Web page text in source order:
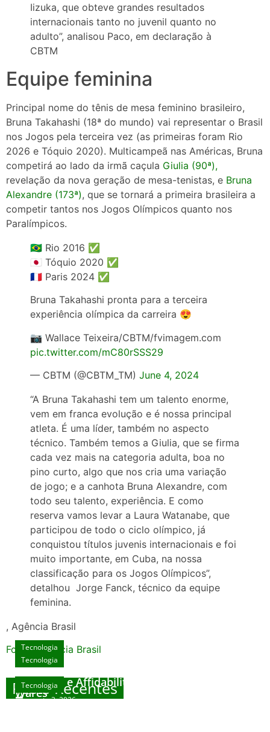
Iizuka, que obteve grandes resultados
internacionais tanto no juvenil quanto no
adulto”, analisou Paco, em declaração à
CBTM
Equipe feminina
Principal nome do tênis de mesa feminino brasileiro,
Bruna Takahashi (18ª do mundo) vai representar o Brasil
nos Jogos pela terceira vez (as primeiras foram Rio
2026 e Tóquio 2020). Multicampeã nas Américas, Bruna
competirá ao lado da irmã caçula Giulia (90ª),
revelação da nova geração de mesa-tenistas, e Bruna
Alexandre (173ª), que se tornará a primeira brasileira a
competir tantos nos Jogos Olímpicos quanto nos
Paralímpicos.
🇧🇷 Rio 2016 ✅
🇯🇵 Tóquio 2020 ✅
🇫🇷 Paris 2024 ✅
Bruna Takahashi pronta para a terceira
experiência olímpica da carreira 😍
📷 Wallace Teixeira/CBTM/fvimagem.com
pic.twitter.com/mC80rSSS29
— CBTM (@CBTM_TM) June 4, 2024
“A Bruna Takahashi tem um talento enorme,
vem em franca evolução e é nossa principal
atleta. É uma líder, também no aspecto
técnico. Também temos a Giulia, que se firma
cada vez mais na categoria adulta, boa no
pino curto, algo que nos cria uma variação
de jogo; e a canhota Bruna Alexandre, com
todo seu talento, experiência. E como
reserva vamos levar a Laura Watanabe, que
participou de todo o ciclo olímpico, já
conquistou títulos juvenis internacionais e foi
muito importante, em Cuba, na nossa
classificação para os Jogos Olímpicos”,
detalhou Jorge Fanck, técnico da equipe
feminina.
, Agência Brasil
Fonte: Agencia Brasil
Posts Recentes
Tecnologia
Unlock Exclusive Rewards at The Big Dog
House
agosto 3, 2026
Tecnologia
Sicurezza e Affidabilità di Mr Nulls Wicked
Wares
Tecnologia
Tecnologia